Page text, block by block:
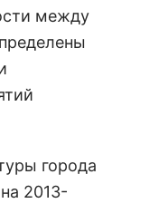
между
города
2013-